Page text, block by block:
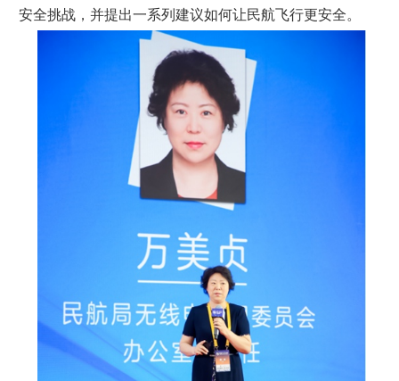
安全挑战，并提出一系列建议如何让民航飞行更安全。